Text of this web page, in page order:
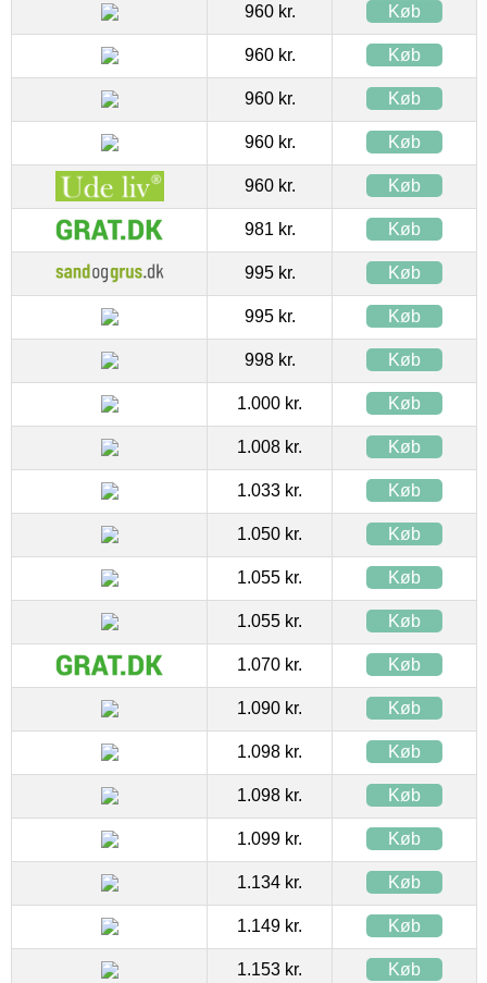
960 kr. Køb
960 kr. Køb
960 kr. Køb
960 kr. Køb
960 kr. Køb
981 kr. Køb
995 kr. Køb
995 kr. Køb
998 kr. Køb
1.000 kr. Køb
1.008 kr. Køb
1.033 kr. Køb
1.050 kr. Køb
1.055 kr. Køb
1.055 kr. Køb
1.070 kr. Køb
1.090 kr. Køb
1.098 kr. Køb
1.098 kr. Køb
1.099 kr. Køb
1.134 kr. Køb
1.149 kr. Køb
1.153 kr. Køb